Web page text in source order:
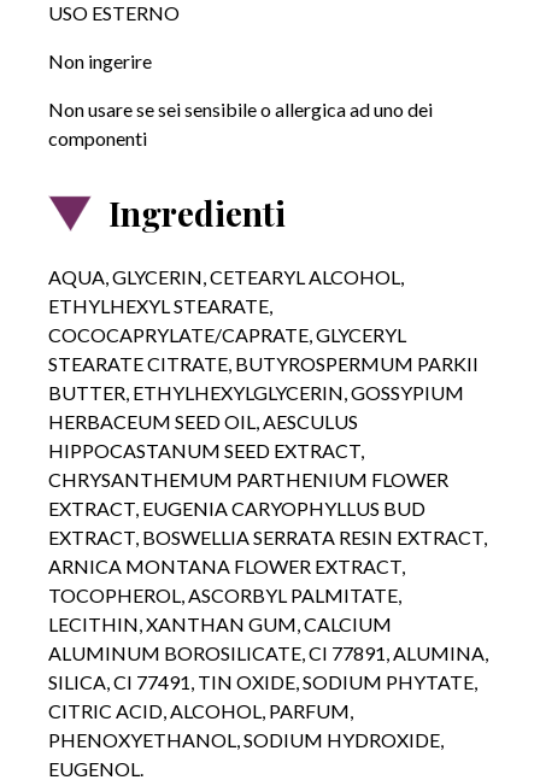
USO ESTERNO
Non ingerire
Non usare se sei sensibile o allergica ad uno dei
componenti
Ingredienti
AQUA, GLYCERIN, CETEARYL ALCOHOL,
ETHYLHEXYL STEARATE,
COCOCAPRYLATE/CAPRATE, GLYCERYL
STEARATE CITRATE, BUTYROSPERMUM PARKII
BUTTER, ETHYLHEXYLGLYCERIN, GOSSYPIUM
HERBACEUM SEED OIL, AESCULUS
HIPPOCASTANUM SEED EXTRACT,
CHRYSANTHEMUM PARTHENIUM FLOWER
EXTRACT, EUGENIA CARYOPHYLLUS BUD
EXTRACT, BOSWELLIA SERRATA RESIN EXTRACT,
ARNICA MONTANA FLOWER EXTRACT,
TOCOPHEROL, ASCORBYL PALMITATE,
LECITHIN, XANTHAN GUM, CALCIUM
ALUMINUM BOROSILICATE, CI 77891, ALUMINA,
SILICA, CI 77491, TIN OXIDE, SODIUM PHYTATE,
CITRIC ACID, ALCOHOL, PARFUM,
PHENOXYETHANOL, SODIUM HYDROXIDE,
EUGENOL.